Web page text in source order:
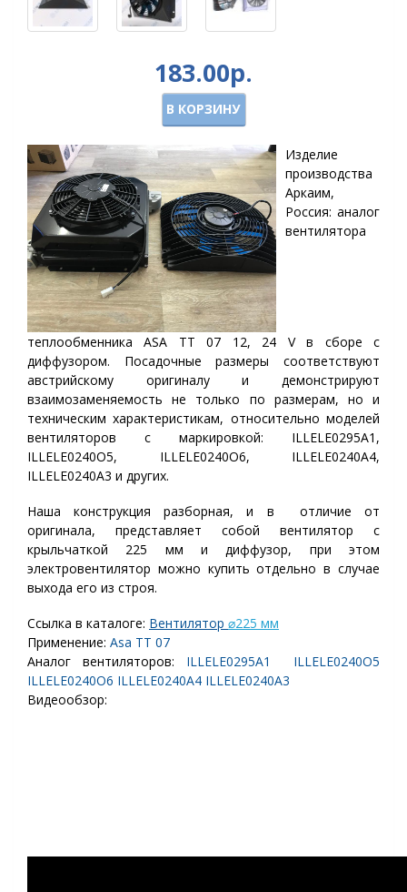
183.00р.
В КОРЗИНУ
Изделие
производства
Аркаим,
Россия: аналог
вентилятора
теплообменника ASA TT 07 12, 24 V в сборе с
диффузором. Посадочные размеры соответствуют
австрийскому оригиналу и демонстрируют
взаимозаменяемость не только по размерам, но и
техническим характеристикам, относительно моделей
вентиляторов с маркировкой: ILLELE0295A1,
ILLELE0240O5, ILLELE0240O6, ILLELE0240A4,
ILLELE0240A3 и других.
Наша конструкция разборная, и в отличие от
оригинала, представляет собой вентилятор с
крыльчаткой 225 мм и диффузор, при этом
электровентилятор можно купить отдельно в случае
выхода его из строя.
Ссылка в каталоге: Вентилятор ⌀225 мм
Применение: Asa TT 07
Аналог вентиляторов: ILLELE0295A1 ILLELE0240O5
ILLELE0240O6 ILLELE0240A4 ILLELE0240A3
Видеообзор: